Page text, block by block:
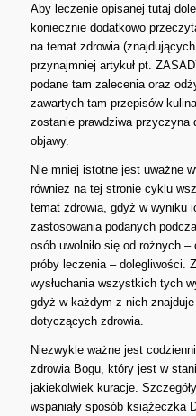
Aby leczenie opisanej tutaj
koniecznie dodatkowo
na temat zdrowia
przynajmniej artykuł pt.
podane tam zalecenia oraz
zawartych tam przepisów
zostanie prawdziwa przyczyna
objawy.
Nie mniej istotne jest uważne
również na tej stronie cyklu
temat zdrowia, gdyż w wyniku
zastosowania podanych
osób uwolniło się od rożnych
próby leczenia – dolegliwości.
wysłuchania wszystkich tych
gdyż w każdym z nich
dotyczących zdrowia.
Niezwykle ważne jest
zdrowia Bogu, który jest w
jakiekolwiek kuracje.
wspaniały sposób książeczka